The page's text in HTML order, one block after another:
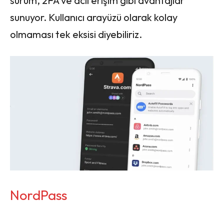
sunuyor. Kullanıcı arayüzü olarak kolay
olmaması tek eksisi diyebiliriz.
NordPass